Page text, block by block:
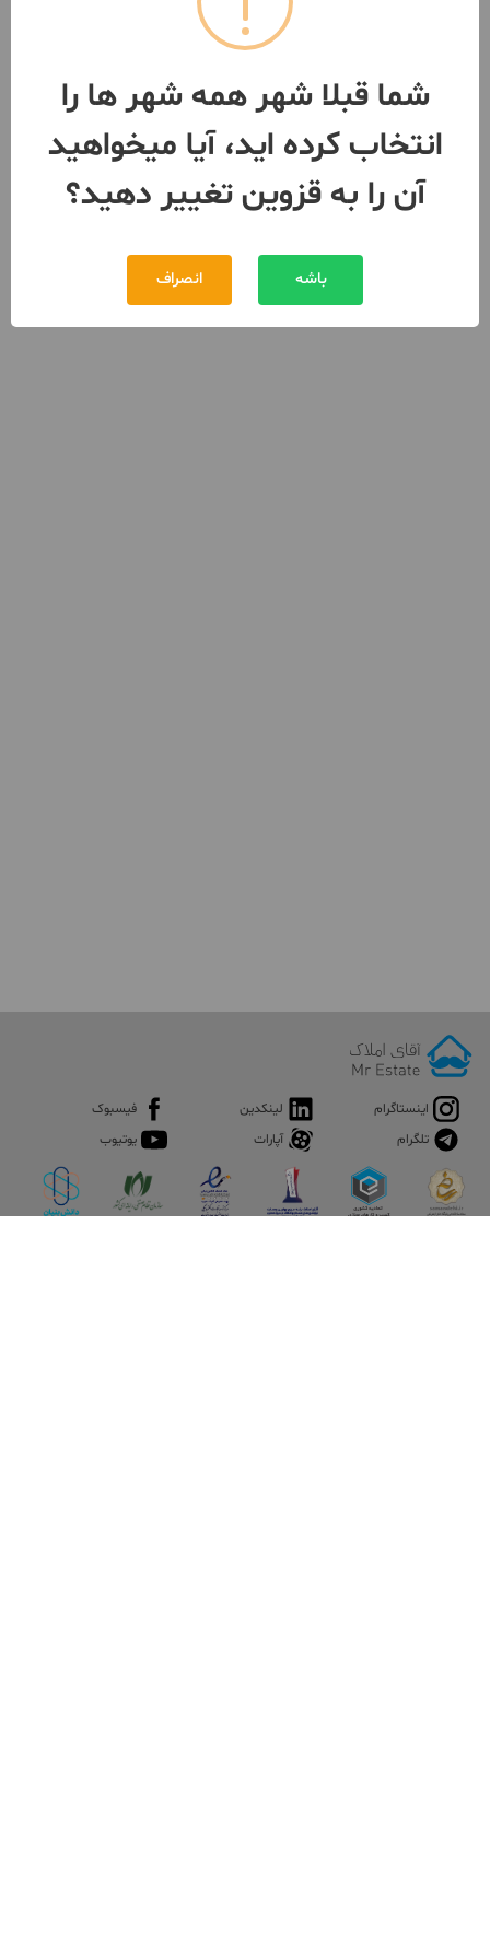
اینستاگرام لینکدین
فیسبوک
تلگرام
آپارات یوتیوب
شما قبلا شهر همه شهر ها را
انتخاب کرده اید، آیا میخواهید
آن را به قزوین تغییر دهید؟
باشه انصراف